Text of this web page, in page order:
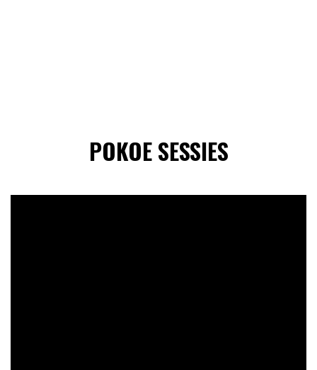
POKOE SESSIES